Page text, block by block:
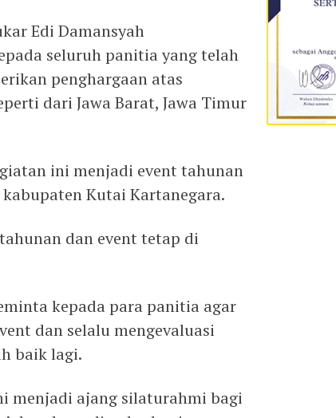
Edi Damansyah
seluruh panitia yang telah
penghargaan atas
dari Jawa Barat, Jawa Timur
ini menjadi event tahunan
Kutai Kartanegara.
dan event tetap di
kepada para panitia agar
dan selalu mengevaluasi
baik lagi.
menjadi ajang silaturahmi bagi